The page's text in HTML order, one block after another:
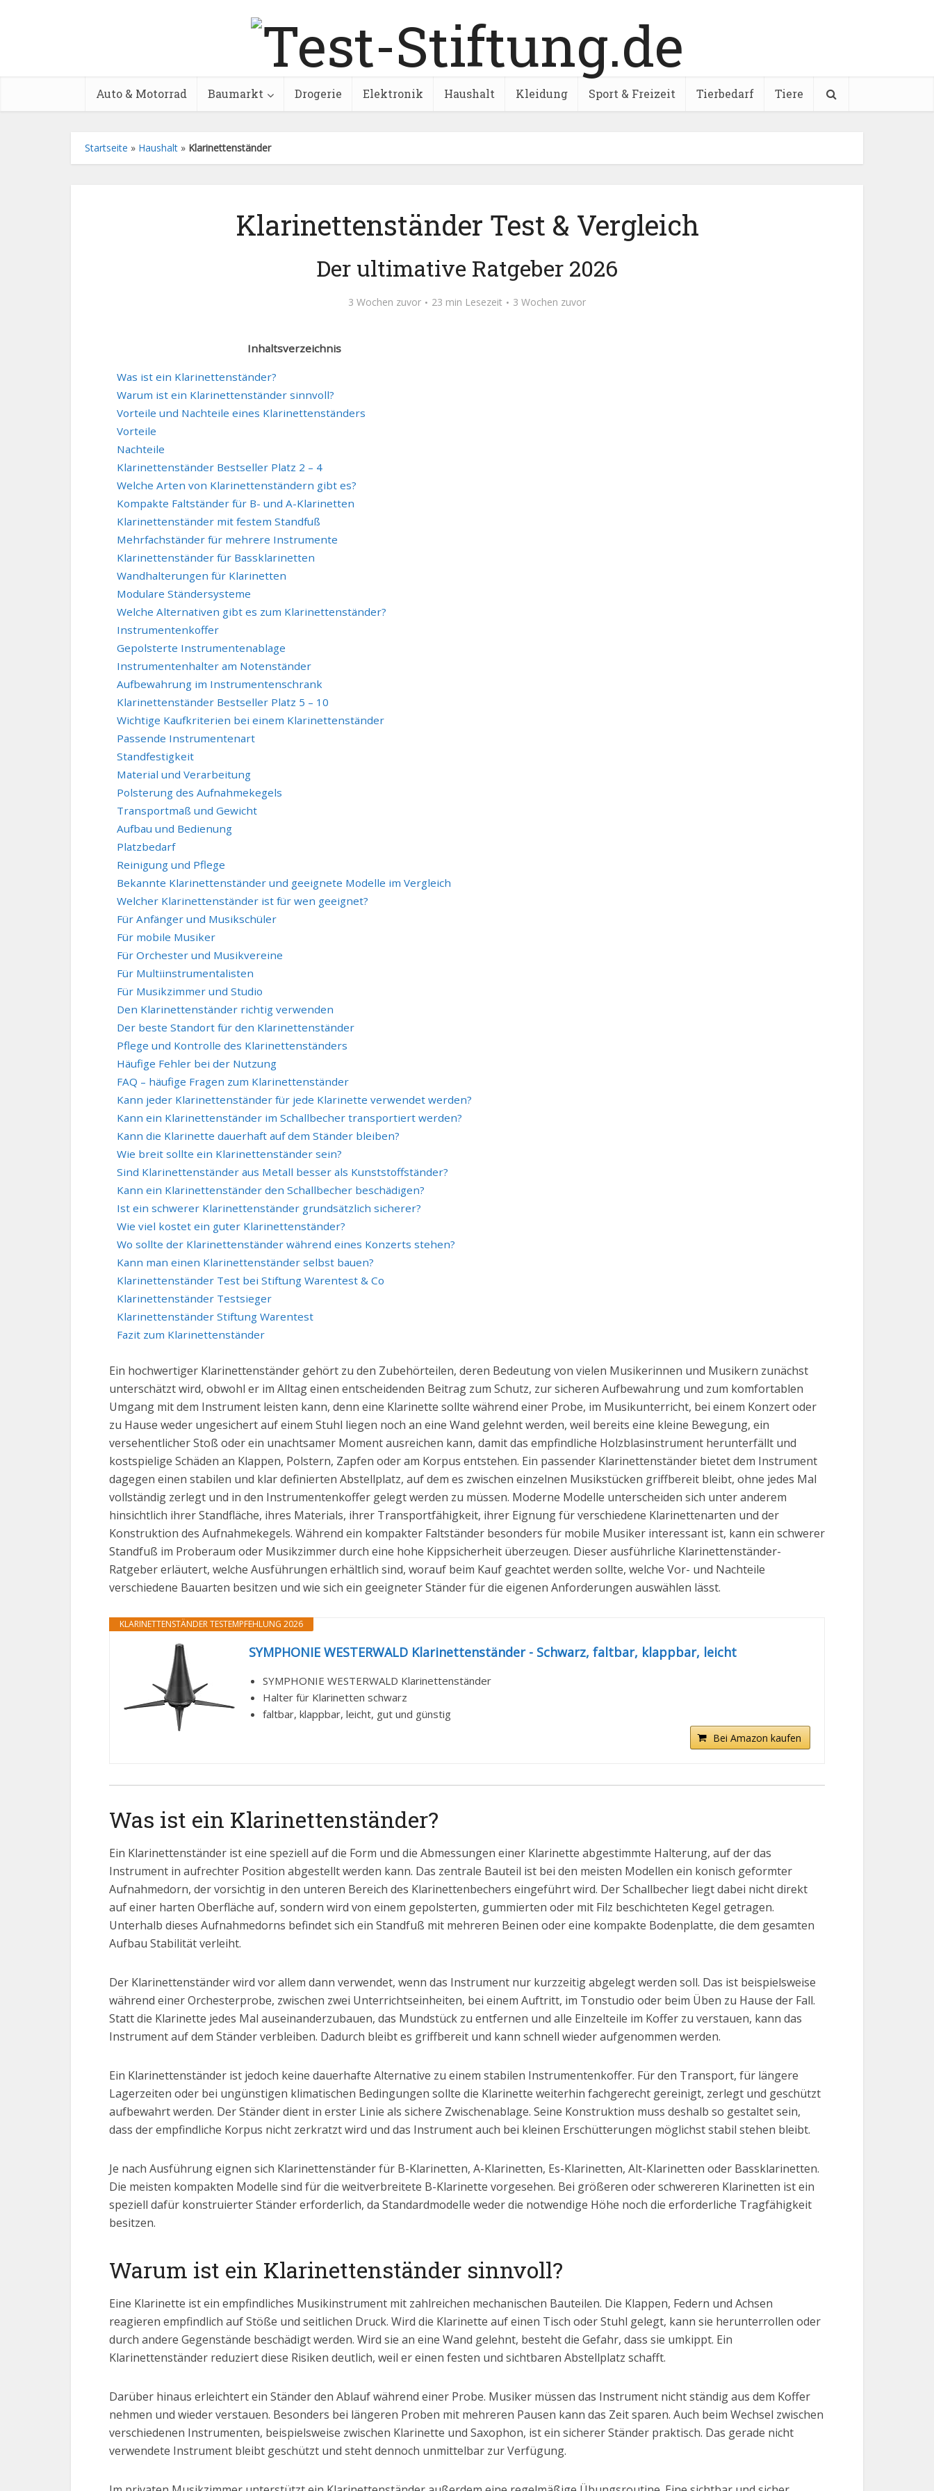
Auto & Motorrad Baumarkt Drogerie Elektronik Haushalt Kleidung Sport & Freizeit Tierbedarf Tiere
Startseite » Haushalt » Klarinettenständer
Klarinettenständer Test & Vergleich
Der ultimative Ratgeber 2026
3 Wochen zuvor 23 min Lesezeit 3 Wochen zuvor
Inhaltsverzeichnis
Was ist ein Klarinettenständer?
Warum ist ein Klarinettenständer sinnvoll?
Vorteile und Nachteile eines Klarinettenständers
Vorteile
Nachteile
Klarinettenständer Bestseller Platz 2 – 4
Welche Arten von Klarinettenständern gibt es?
Kompakte Faltständer für B- und A-Klarinetten
Klarinettenständer mit festem Standfuß
Mehrfachständer für mehrere Instrumente
Klarinettenständer für Bassklarinetten
Wandhalterungen für Klarinetten
Modulare Ständersysteme
Welche Alternativen gibt es zum Klarinettenständer?
Instrumentenkoffer
Gepolsterte Instrumentenablage
Instrumentenhalter am Notenständer
Aufbewahrung im Instrumentenschrank
Klarinettenständer Bestseller Platz 5 – 10
Wichtige Kaufkriterien bei einem Klarinettenständer
Passende Instrumentenart
Standfestigkeit
Material und Verarbeitung
Polsterung des Aufnahmekegels
Transportmaß und Gewicht
Aufbau und Bedienung
Platzbedarf
Reinigung und Pflege
Bekannte Klarinettenständer und geeignete Modelle im Vergleich
Welcher Klarinettenständer ist für wen geeignet?
Für Anfänger und Musikschüler
Für mobile Musiker
Für Orchester und Musikvereine
Für Multiinstrumentalisten
Für Musikzimmer und Studio
Den Klarinettenständer richtig verwenden
Der beste Standort für den Klarinettenständer
Pflege und Kontrolle des Klarinettenständers
Häufige Fehler bei der Nutzung
FAQ – häufige Fragen zum Klarinettenständer
Kann jeder Klarinettenständer für jede Klarinette verwendet werden?
Kann ein Klarinettenständer im Schallbecher transportiert werden?
Kann die Klarinette dauerhaft auf dem Ständer bleiben?
Wie breit sollte ein Klarinettenständer sein?
Sind Klarinettenständer aus Metall besser als Kunststoffständer?
Kann ein Klarinettenständer den Schallbecher beschädigen?
Ist ein schwerer Klarinettenständer grundsätzlich sicherer?
Wie viel kostet ein guter Klarinettenständer?
Wo sollte der Klarinettenständer während eines Konzerts stehen?
Kann man einen Klarinettenständer selbst bauen?
Klarinettenständer Test bei Stiftung Warentest & Co
Klarinettenständer Testsieger
Klarinettenständer Stiftung Warentest
Fazit zum Klarinettenständer
Ein hochwertiger Klarinettenständer gehört zu den Zubehörteilen, deren Bedeutung von vielen Musikerinnen und Musikern zunächst
unterschätzt wird, obwohl er im Alltag einen entscheidenden Beitrag zum Schutz, zur sicheren Aufbewahrung und zum komfortablen
Umgang mit dem Instrument leisten kann, denn eine Klarinette sollte während einer Probe, im Musikunterricht, bei einem Konzert oder
zu Hause weder ungesichert auf einem Stuhl liegen noch an eine Wand gelehnt werden, weil bereits eine kleine Bewegung, ein
versehentlicher Stoß oder ein unachtsamer Moment ausreichen kann, damit das empfindliche Holzblasinstrument herunterfällt und
kostspielige Schäden an Klappen, Polstern, Zapfen oder am Korpus entstehen. Ein passender Klarinettenständer bietet dem Instrument
dagegen einen stabilen und klar definierten Abstellplatz, auf dem es zwischen einzelnen Musikstücken griffbereit bleibt, ohne jedes Mal
vollständig zerlegt und in den Instrumentenkoffer gelegt werden zu müssen. Moderne Modelle unterscheiden sich unter anderem
hinsichtlich ihrer Standfläche, ihres Materials, ihrer Transportfähigkeit, ihrer Eignung für verschiedene Klarinettenarten und der
Konstruktion des Aufnahmekegels. Während ein kompakter Faltständer besonders für mobile Musiker interessant ist, kann ein schwerer
Standfuß im Proberaum oder Musikzimmer durch eine hohe Kippsicherheit überzeugen. Dieser ausführliche Klarinettenständer-
Ratgeber erläutert, welche Ausführungen erhältlich sind, worauf beim Kauf geachtet werden sollte, welche Vor- und Nachteile
verschiedene Bauarten besitzen und wie sich ein geeigneter Ständer für die eigenen Anforderungen auswählen lässt.
KLARINETTENSTÄNDER TESTEMPFEHLUNG 2026
SYMPHONIE WESTERWALD Klarinettenständer - Schwarz, faltbar, klappbar, leicht
SYMPHONIE WESTERWALD Klarinettenständer
Halter für Klarinetten schwarz
faltbar, klappbar, leicht, gut und günstig
Bei Amazon kaufen
Was ist ein Klarinettenständer?
Ein Klarinettenständer ist eine speziell auf die Form und die Abmessungen einer Klarinette abgestimmte Halterung, auf der das
Instrument in aufrechter Position abgestellt werden kann. Das zentrale Bauteil ist bei den meisten Modellen ein konisch geformter
Aufnahmedorn, der vorsichtig in den unteren Bereich des Klarinettenbechers eingeführt wird. Der Schallbecher liegt dabei nicht direkt
auf einer harten Oberfläche auf, sondern wird von einem gepolsterten, gummierten oder mit Filz beschichteten Kegel getragen.
Unterhalb dieses Aufnahmedorns befindet sich ein Standfuß mit mehreren Beinen oder eine kompakte Bodenplatte, die dem gesamten
Aufbau Stabilität verleiht.
Der Klarinettenständer wird vor allem dann verwendet, wenn das Instrument nur kurzzeitig abgelegt werden soll. Das ist beispielsweise
während einer Orchesterprobe, zwischen zwei Unterrichtseinheiten, bei einem Auftritt, im Tonstudio oder beim Üben zu Hause der Fall.
Statt die Klarinette jedes Mal auseinanderzubauen, das Mundstück zu entfernen und alle Einzelteile im Koffer zu verstauen, kann das
Instrument auf dem Ständer verbleiben. Dadurch bleibt es griffbereit und kann schnell wieder aufgenommen werden.
Ein Klarinettenständer ist jedoch keine dauerhafte Alternative zu einem stabilen Instrumentenkoffer. Für den Transport, für längere
Lagerzeiten oder bei ungünstigen klimatischen Bedingungen sollte die Klarinette weiterhin fachgerecht gereinigt, zerlegt und geschützt
aufbewahrt werden. Der Ständer dient in erster Linie als sichere Zwischenablage. Seine Konstruktion muss deshalb so gestaltet sein,
dass der empfindliche Korpus nicht zerkratzt wird und das Instrument auch bei kleinen Erschütterungen möglichst stabil stehen bleibt.
Je nach Ausführung eignen sich Klarinettenständer für B-Klarinetten, A-Klarinetten, Es-Klarinetten, Alt-Klarinetten oder Bassklarinetten.
Die meisten kompakten Modelle sind für die weitverbreitete B-Klarinette vorgesehen. Bei größeren oder schwereren Klarinetten ist ein
speziell dafür konstruierter Ständer erforderlich, da Standardmodelle weder die notwendige Höhe noch die erforderliche Tragfähigkeit
besitzen.
Warum ist ein Klarinettenständer sinnvoll?
Eine Klarinette ist ein empfindliches Musikinstrument mit zahlreichen mechanischen Bauteilen. Die Klappen, Federn und Achsen
reagieren empfindlich auf Stöße und seitlichen Druck. Wird die Klarinette auf einen Tisch oder Stuhl gelegt, kann sie herunterrollen oder
durch andere Gegenstände beschädigt werden. Wird sie an eine Wand gelehnt, besteht die Gefahr, dass sie umkippt. Ein
Klarinettenständer reduziert diese Risiken deutlich, weil er einen festen und sichtbaren Abstellplatz schafft.
Darüber hinaus erleichtert ein Ständer den Ablauf während einer Probe. Musiker müssen das Instrument nicht ständig aus dem Koffer
nehmen und wieder verstauen. Besonders bei längeren Proben mit mehreren Pausen kann das Zeit sparen. Auch beim Wechsel zwischen
verschiedenen Instrumenten, beispielsweise zwischen Klarinette und Saxophon, ist ein sicherer Ständer praktisch. Das gerade nicht
verwendete Instrument bleibt geschützt und steht dennoch unmittelbar zur Verfügung.